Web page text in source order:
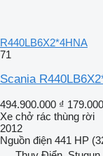
R440LB6X2*4HNA
71
Scania
494.900.000 ₫
Xe chở rác thùng rời
2012
Nguồn điện 441 HP